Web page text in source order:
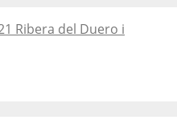
Ribera del Duero i